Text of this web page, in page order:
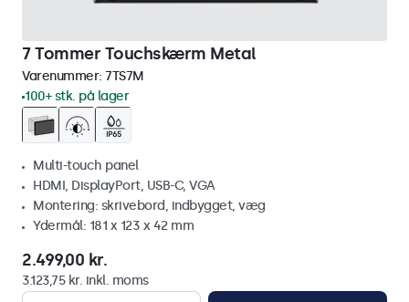
7 Tommer Touchskærm Metal
Varenummer: 7TS7M
100+ stk. på lager
Multi-touch panel
HDMI, DisplayPort, USB-C, VGA
Montering: skrivebord, indbygget, væg
Ydermål: 181 x 123 x 42 mm
2.499,00 kr.
3.123,75 kr. inkl. moms